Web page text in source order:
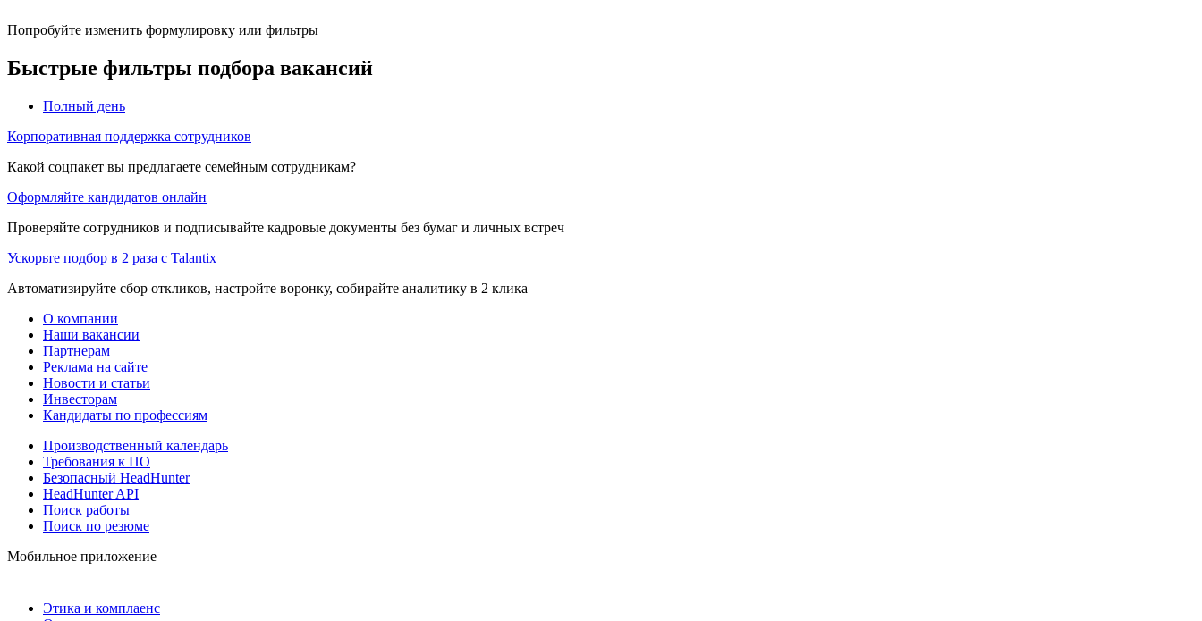
Попробуйте изменить формулировку или фильтры
Быстрые фильтры подбора вакансий
Полный день
Корпоративная поддержка сотрудников
Какой соцпакет вы предлагаете семейным сотрудникам?
Оформляйте кандидатов онлайн
Проверяйте сотрудников и подписывайте кадровые документы без бумаг и личных встреч
Ускорьте подбор в 2 раза с Talantix
Автоматизируйте сбор откликов, настройте воронку, собирайте аналитику в 2 клика
О компании
Наши вакансии
Партнерам
Реклама на сайте
Новости и статьи
Инвесторам
Кандидаты по профессиям
Производственный календарь
Требования к ПО
Безопасный HeadHunter
HeadHunter API
Поиск работы
Поиск по резюме
Мобильное приложение
Этика и комплаенс